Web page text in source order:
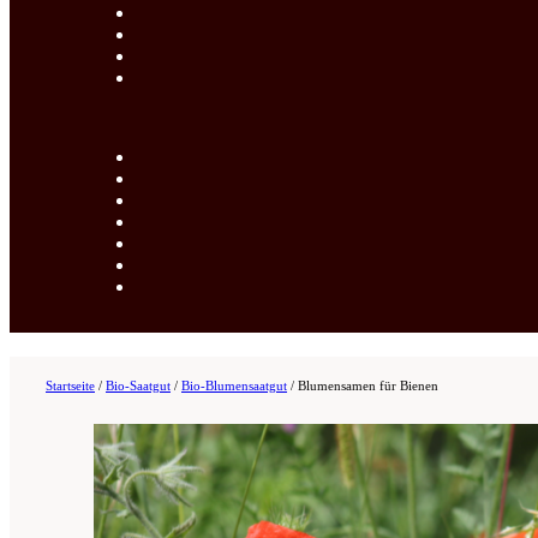
Startseite / Bio-Saatgut / Bio-Blumensaatgut / Blumensamen für Bienen